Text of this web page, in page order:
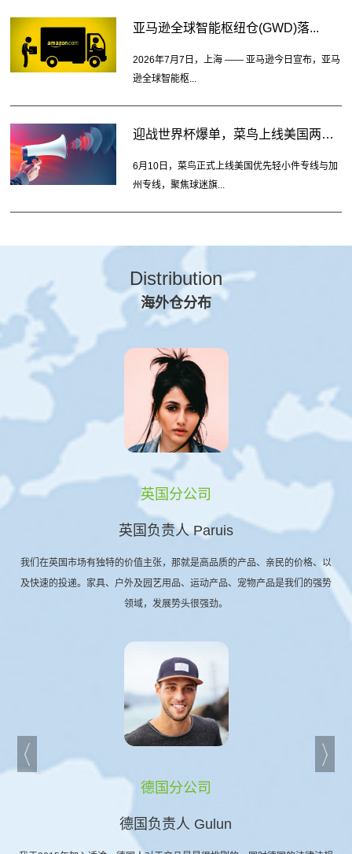
亚马逊全球智能枢纽仓(GWD)落...
2026年7月7日，上海 —— 亚马逊今日宣布，亚马
逊全球智能枢...
迎战世界杯爆单，菜鸟上线美国两大...
6月10日，菜鸟正式上线美国优先轻小件专线与加
州专线，聚焦球迷旗...
Distribution
海外仓分布
英国分公司
英国负责人 Paruis
我们在英国市场有独特的价值主张，那就是高品质的产品、亲民的价格、以
及快速的投递。家具、户外及园艺用品、运动产品、宠物产品是我们的强势
领域，发展势头很强劲。
德国分公司
德国负责人 Gulun